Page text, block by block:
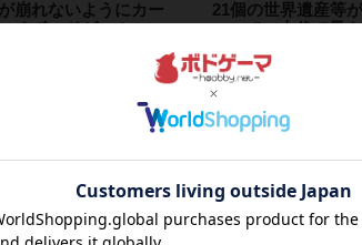
崩れないようにカー
くボードゲーム
飼育係が積み上げたバケツ
ようとするボードゲーム。
ケツを失ったら（５～６人
バケツを失った...
お気に入り 持ってる
扱いがありません
21個の世界遺産等
コマで、古代で最
ピラミッド、マチュピ
チェンイツァ、万里の
ン神殿…日本の四天王寺
一つずつ、道路、建物、
興味あり 経験あり
再入荷ま